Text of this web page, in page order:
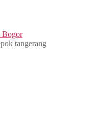
Bogor
tangerang